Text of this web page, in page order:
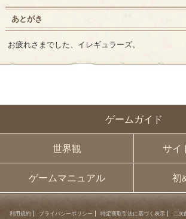
ゲームガイド
世界観 サイ
ゲームマニュアル 初
あとがき
お疲れさまでした、イレギュラーズ。
利用規約 プライバシーポリシー 特定商取引法に基づく表示 二次